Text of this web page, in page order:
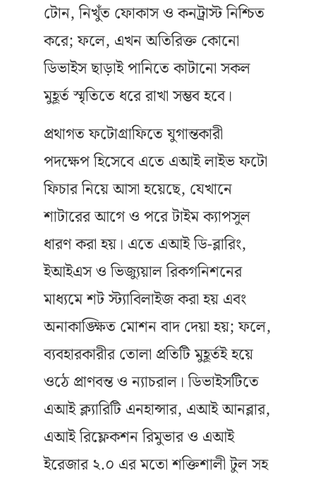
টোন, নিখুঁত ফোকাস ও কনট্রাস্ট নিশ্চিত
করে; ফলে, এখন অতিরিক্ত কোনো
ডিভাইস ছাড়াই পানিতে কাটানো সকল
মুহূর্ত স্মৃতিতে ধরে রাখা সম্ভব হবে।
প্রথাগত ফটোগ্রাফিতে যুগান্তকারী
পদক্ষেপ হিসেবে এতে এআই লাইভ ফটো
ফিচার নিয়ে আসা হয়েছে, যেখানে
শাটারের আগে ও পরে টাইম ক্যাপসুল
ধারণ করা হয়। এতে এআই ডি-ব্লারিং,
ইআইএস ও ভিজ্যুয়াল রিকগনিশনের
মাধ্যমে শট স্ট্যাবিলাইজ করা হয় এবং
অনাকাঙ্ক্ষিত মোশন বাদ দেয়া হয়; ফলে,
ব্যবহারকারীর তোলা প্রতিটি মুহূর্তই হয়ে
ওঠে প্রাণবন্ত ও ন্যাচরাল। ডিভাইসটিতে
এআই ক্ল্যারিটি এনহান্সার, এআই আনব্লার,
এআই রিফ্লেকশন রিমুভার ও এআই
ইরেজার ২.০ এর মতো শক্তিশালী টুল সহ